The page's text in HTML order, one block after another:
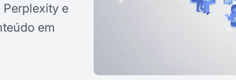
Perplexity e
em